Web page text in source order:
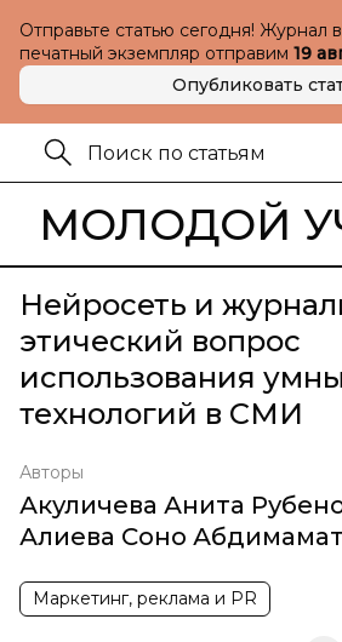
Отправьте статью сегодня! Журнал
печатный экземпляр отправим 19
Опубликовать
МОЛОДОЙ
Нейросеть и
этический вопрос
использования
технологий в СМИ
Авторы
Акуличева Анита
Алиева Соно
Маркетинг, реклама и PR